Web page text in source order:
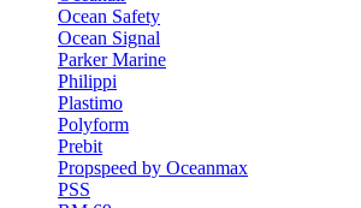
Ocean Safety
Ocean Signal
Parker Marine
Philippi
Plastimo
Polyform
Prebit
Propspeed by Oceanmax
PSS